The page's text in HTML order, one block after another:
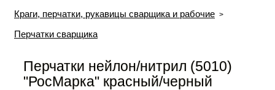
Краги, перчатки, рукавицы сварщика и рабочие
Перчатки сварщика
Перчатки нейлон/нитрил (5010)
"РосМарка" красный/черный